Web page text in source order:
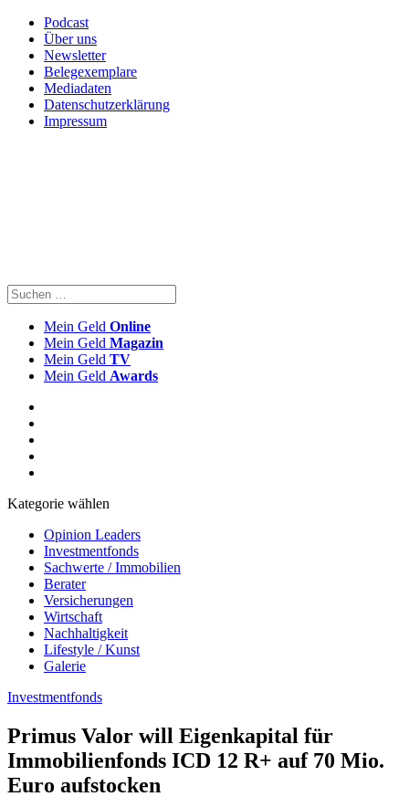
Podcast
Über uns
Newsletter
Belegexemplare
Mediadaten
Datenschutzerklärung
Impressum
Mein Geld Online
Mein Geld Magazin
Mein Geld TV
Mein Geld Awards
Kategorie wählen
Opinion Leaders
Investmentfonds
Sachwerte / Immobilien
Berater
Versicherungen
Wirtschaft
Nachhaltigkeit
Lifestyle / Kunst
Galerie
Investmentfonds
Primus Valor will Eigenkapital für
Immobilienfonds ICD 12 R+ auf 70 Mio.
Euro aufstocken